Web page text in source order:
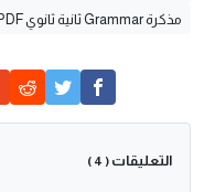
مذكرة Grammar ثانية ثانوي PDF
التعليقات ( 4 )